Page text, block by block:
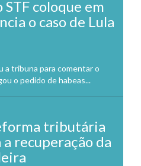
STF coloque em
o caso de Lula
a tribuna para comentar o
o pedido de habeas...
tributária
recuperação da